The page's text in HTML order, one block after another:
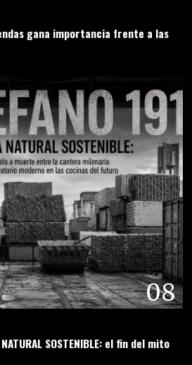
gana importancia frente a las
08
NATURAL SOSTENIBLE: el fin del mito